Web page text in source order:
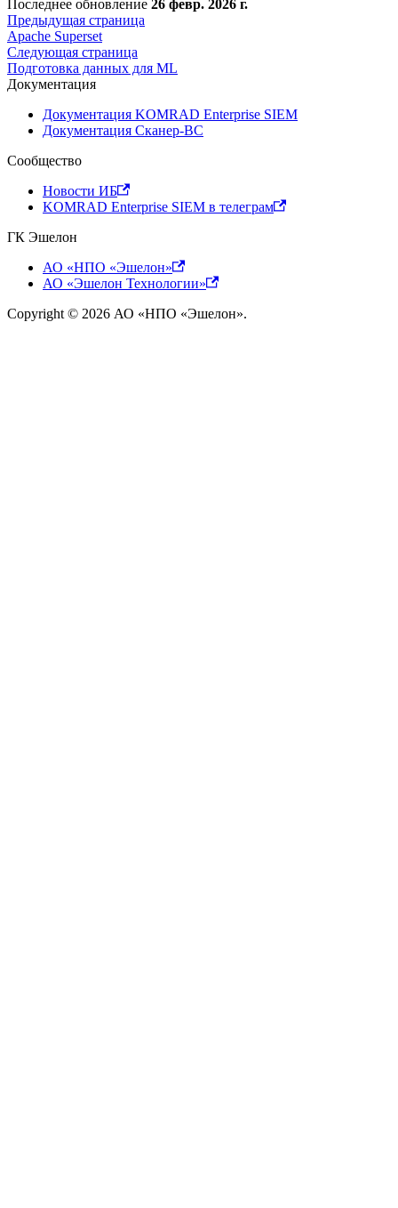
Последнее обновление 26 февр. 2026 г.
Предыдущая страница
Apache Superset
Следующая страница
Подготовка данных для ML
Документация
Документация KOMRAD Enterprise SIEM
Документация Сканер-ВС
Сообщество
Новости ИБ
KOMRAD Enterprise SIEM в телеграм
ГК Эшелон
АО «НПО «Эшелон»
АО «Эшелон Технологии»
Copyright © 2026 АО «НПО «Эшелон».